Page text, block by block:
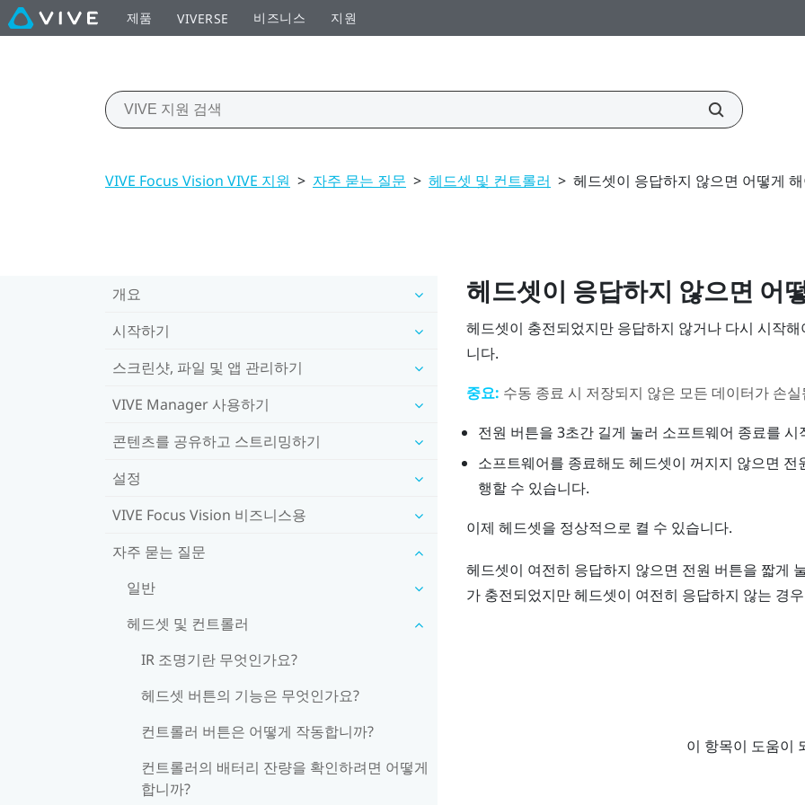
제품 VIVERSE 비즈니스 지원
VIVE Focus Vision VIVE 지원 > 자주 묻는 질문 > 헤드셋 및 컨트롤러 > 헤드셋이 응답하지 않으면 어떻게
개요
시작하기
스크린샷, 파일 및 앱 관리하기
VIVE Manager 사용하기
콘텐츠를 공유하고 스트리밍하기
설정
VIVE Focus Vision 비즈니스용
자주 묻는 질문
일반
헤드셋 및 컨트롤러
IR 조명기란 무엇인가요?
헤드셋 버튼의 기능은 무엇인가요?
컨트롤러 버튼은 어떻게 작동합니까?
컨트롤러의 배터리 잔량을 확인하려면 어떻게
합니까?
헤드셋이 응답하지 않으면 어
헤드셋이 충전되었지만 응답하지 않거나 다시 시작
니다.
중요: 수동 종료 시 저장되지 않은 모든 데이터가 손
전원 버튼을 3초간 길게 눌러 소프트웨어 종료를 시
소프트웨어를 종료해도 헤드셋이 꺼지지 않으면 전
행할 수 있습니다.
이제 헤드셋을 정상적으로 켤 수 있습니다.
헤드셋이 여전히 응답하지 않으면 전원 버튼을 짧게
가 충전되었지만 헤드셋이 여전히 응답하지 않는 경
이 항목이 도움이